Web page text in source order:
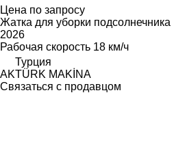
Цена по запросу
Жатка для уборки подсолнечника
2026
Рабочая скорость 18 км/ч
Турция
AKTÜRK MAKİNA
Связаться с продавцом